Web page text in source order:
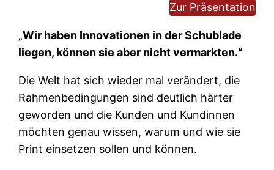
Zur Präsentation
„Wir haben Innovationen in der Schublade
liegen, können sie aber nicht vermarkten.“
Die Welt hat sich wieder mal verändert, die
Rahmenbedingungen sind deutlich härter
geworden und die Kunden und Kundinnen
möchten genau wissen, warum und wie sie
Print einsetzen sollen und können.